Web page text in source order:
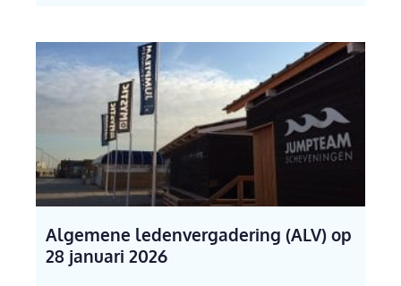
Algemene ledenvergadering (ALV) op
28 januari 2026